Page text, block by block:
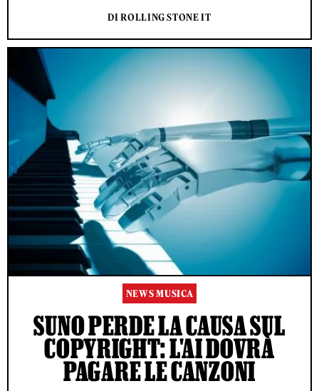
DI ROLLING STONE IT
NEWS MUSICA
SUNO PERDE LA CAUSA SUL
COPYRIGHT: L'AI DOVRÀ
PAGARE LE CANZONI